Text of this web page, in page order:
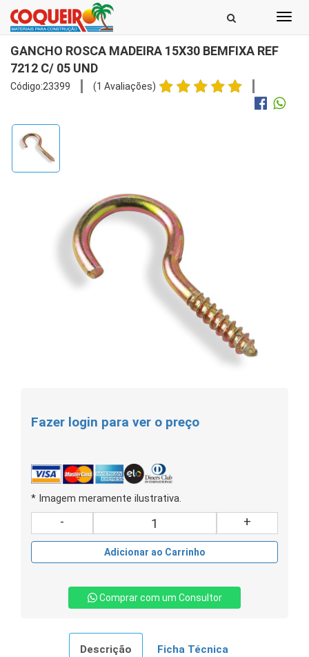
GANCHO ROSCA MADEIRA 15X30 BEMFIXA REF
7212 C/ 05 UND
Código:23399 (1 Avaliações)
Fazer login para ver o preço
* Imagem meramente ilustrativa.
- +
Adicionar ao Carrinho
Comprar com um Consultor
Descrição Ficha Técnica